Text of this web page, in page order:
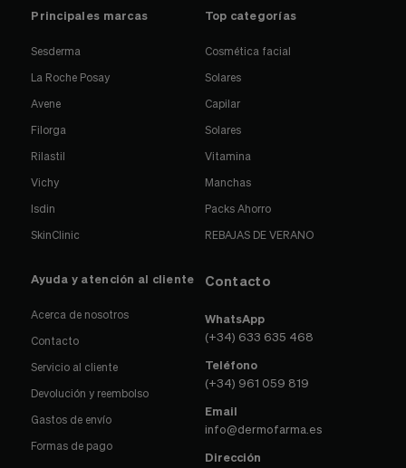
Principales marcas
Sesderma
La Roche Posay
Avene
Filorga
Rilastil
Vichy
Isdin
SkinClinic
Top categorías
Cosmética facial
Solares
Capilar
Solares
Vitamina
Manchas
Packs Ahorro
REBAJAS DE VERANO
Ayuda y atención al cliente
Acerca de nosotros
Contacto
Servicio al cliente
Devolución y reembolso
Gastos de envío
Formas de pago
Contacto
WhatsApp
(+34) 633 635 468
Teléfono
(+34) 961 059 819
Email
info@dermofarma.es
Dirección